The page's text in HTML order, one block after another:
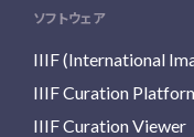
ソフトウェア
IIIF (International
IIIF Curation
IIIF Curation Viewer